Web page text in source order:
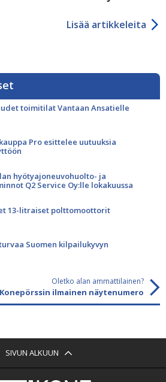
Lisää artikkeleita
toimitilat Vantaan Ansatielle
Pro esittelee uutuuksia
hyötyajoneuvohuolto- ja
Q2 Service Oy:lle lokakuussa
13-litraiset polttomoottorit
Suomen kilpailukyvyn
Oletko alan ammattilainen?
ilmainen näytenumero
SIVUN ALKUUN